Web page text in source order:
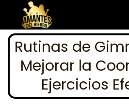
Rutinas de
Mejorar la
Ejercicios